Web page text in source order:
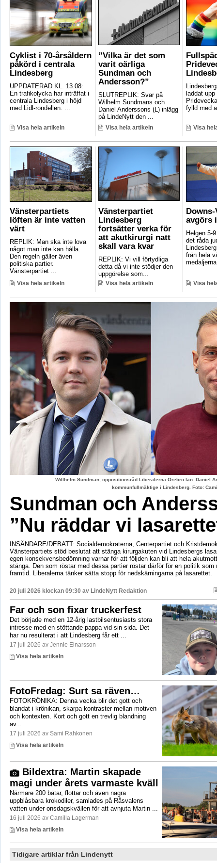
Cyklist i 70-årsåldern
påkörd i centrala
Lindesberg
UPPDATERAD KL. 13.08:
En trafikolycka har inträffat i
centrala Lindesberg i höjd
med Lidl-rondellen. ...
Visa hela artikeln
”Vilka är det som
varit oärliga
Sundman och
Andersson?”
SLUTREPLIK: Svar på
Wilhelm Sundmans och
Daniel Anderssons (L) inlägg
på LindeNytt den ...
Visa hela artikeln
laddat
fylld med
Visa
Vänsterpartiets
löften är inte vatten
värt
REPLIK: Man ska inte lova
något man inte kan hålla.
Den regeln gäller även
politiska partier.
Vänsterpartiet ...
Visa hela artikeln
Vänsterpartiet
Lindesberg
fortsätter verka för
att akutkirurgi natt
skall vara kvar
REPLIK: Vi vill förtydliga
detta då vi inte stödjer den
uppgörelse som...
Visa hela artikeln
avgörs
Helgen 5-
det råda
från hela
Visa
Willhelm Sundman, oppositionsråd Liberalerna Örebro län. Daniel
kommunfullmäktige i Lindesberg. Foto:
Sundman och
”Nu räddar vi
INSÄNDARE/DEBATT: Socialdemokraterna, Centerpartiet och
Vänsterpartiets stöd beslutat att stänga kirurgakuten vid Lindesbergs
egen konsekvensbedömning varnar för att följden kan bli att hela
stänga. Den som röstar med dessa partier röstar därför för en politik som
framtid. Liberalerna tänker sätta stopp för nedskärningarna på lasarettet.
20 juli 2026 klockan 09:30 av LindeNytt Redaktion
Far och son fixar truckerfest
Det började med en 12-årig lastbilsentusiasts stora
intresse med en stöttande pappa vid sin sida. Det
har nu resulterat i att Lindesberg får ett ...
17 juli 2026 av Jennie Einarsson
Visa hela artikeln
FotoFredag: Surt sa räven…
FOTOKRÖNIKA: Denna vecka blir det gott och
blandat i krönikan, skarpa kontraster mellan motiven
och kontexten. Kort och gott en trevlig blandning
av...
17 juli 2026 av Sami Rahkonen
Visa hela artikeln
Bildextra: Martin skapade
magi under årets varmaste kväll
Närmare 200 båtar, flottar och även några
uppblåsbara krokodiler, samlades på Råsvalens
vatten under onsdagskvällen för att avnjuta Martin ...
16 juli 2026 av Camilla Lagerman
Visa hela artikeln
Tidigare artiklar från Lindenytt